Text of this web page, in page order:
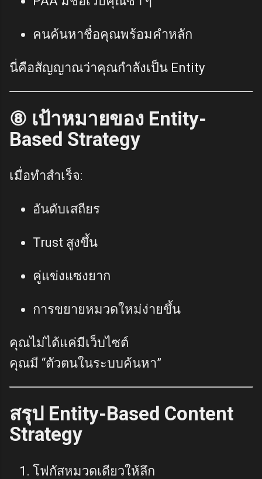
คนค้นหาชื่อคุณพร้อมคำหลัก
นี่คือสัญญาณว่าคุณกำลังเป็น Entity
⑧ เป้าหมายของ Entity-
Based Strategy
เมื่อทำสำเร็จ:
อันดับเสถียร
Trust สูงขึ้น
คู่แข่งแซงยาก
การขยายหมวดใหม่ง่ายขึ้น
คุณไม่ได้แค่มีเว็บไซต์
คุณมี “ตัวตนในระบบค้นหา”
สรุป Entity-Based Content
Strategy
โฟกัสหมวดเดียวให้ลึก